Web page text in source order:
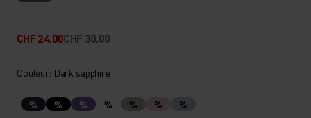
CHF 24.00CHF 30.00
Couleur: Dark sapphire
% % % % % % %